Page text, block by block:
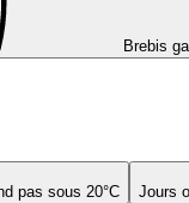
Brebis
pas sous 20°C
Jours